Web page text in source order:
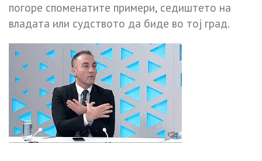
погоре споменатите примери, седиштето на
владата или судството да биде во тој град.